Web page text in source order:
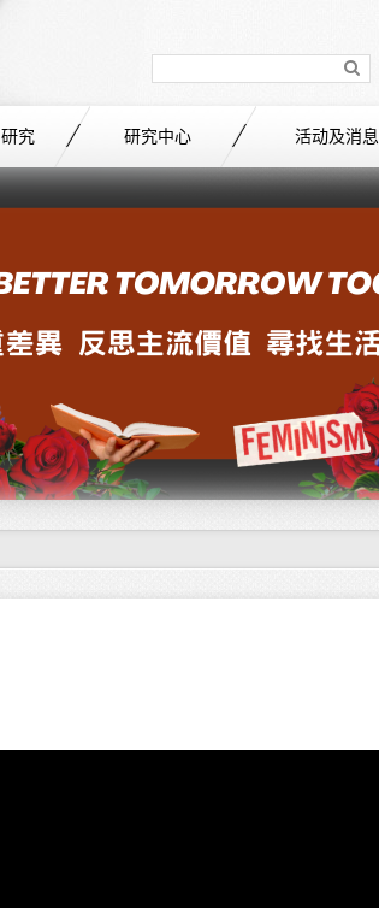
in
研究 研究中心 活动及消息